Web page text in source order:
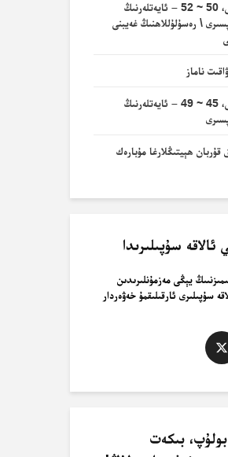
ئەنئام سۈرىسى، 50 ~ 52 – ئايەتلەرنىڭ
\ رەسۇلۇللاھنىڭ غەيبنى
ناماز
ئەنئام سۈرىسى، 45 ~ 49 – ئايەتلەرنىڭ
قۇربان ھېيتىڭلارغا مۇبارەك
ئالاقە سۇپىلىرىدا
يېڭى مەزمۇنلىرىدىن
سۇپىلىرى ئارقىلىقمۇ خەۋەردار
بىكەت